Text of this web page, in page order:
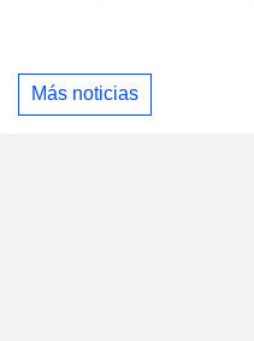
Más noticias